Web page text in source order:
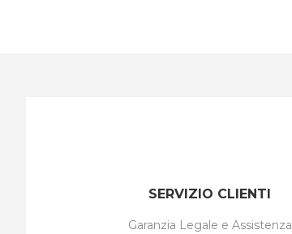
SERVIZIO CLIENTI
Garanzia Legale e Assistenza